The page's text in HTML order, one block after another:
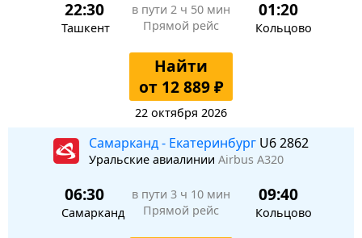
22:30
Ташкент
в пути 2 ч 50 мин
Прямой рейс
01:20
Кольцово
Найти
от 12 889 ₽
22 октября 2026
Самарканд - Екатеринбург U6 2862
Уральские авиалинии Airbus A320
06:30
Самарканд
в пути 3 ч 10 мин
Прямой рейс
09:40
Кольцово